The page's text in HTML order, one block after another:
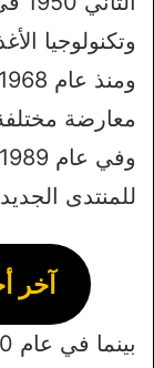
وتكنولوجيا
معارضة
للمنتدى
آخر